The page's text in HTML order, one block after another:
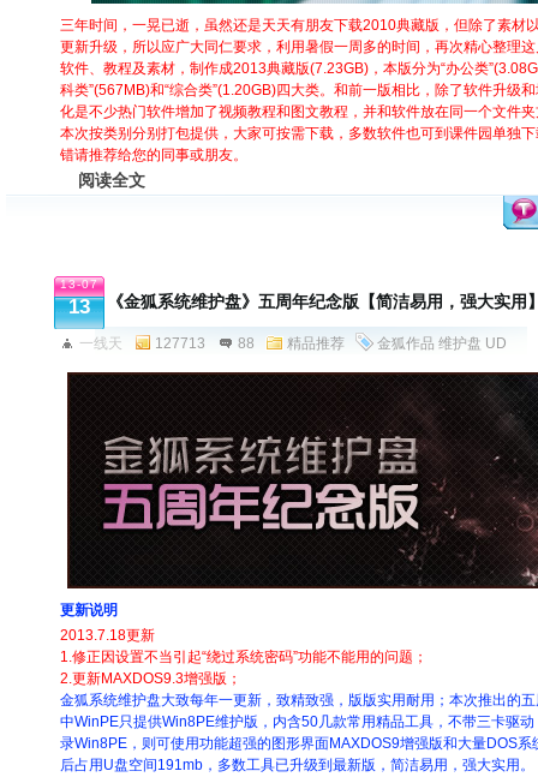
三年时间，一晃已逝，虽然还是天天有朋友下载2010典藏版，但除了素材
更新升级，所以应广大同仁要求，利用暑假一周多的时间，再次精心整理
软件、教程及素材，制作成2013典藏版(7.23GB)，本版分为“办公类
科类”(567MB)和“综合类”(1.20GB)四大类。和前一版相比，除了软件升级
化是不少热门软件增加了视频教程和图文教程，并和软件放在同一个文件
本次按类别分别打包提供，大家可按需下载，多数软件也可到课件园单独
错请推荐给您的同事或朋友。
阅读全文
13-07
13 《金狐系统维护盘》五周年纪念版【简洁易用，强大实用
一线天 127713 88 精品推荐 金狐作品 维护盘 UD
更新说明
2013.7.18更新
1.修正因设置不当引起“绕过系统密码”功能不能用的问题；
2.更新MAXDOS9.3增强版；
金狐系统维护盘大致每年一更新，致精致强，版版实用耐用；本次推出的
中WinPE只提供Win8PE维护版，内含50几款常用精品工具，不带三卡驱
录Win8PE，则可使用功能超强的图形界面MAXDOS9增强版和大量DOS
后占用U盘空间191mb，多数工具已升级到最新版，简洁易用，强大实用。